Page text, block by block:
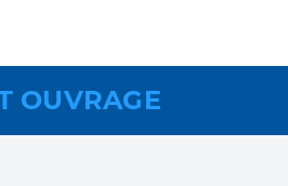
OUVRAGE